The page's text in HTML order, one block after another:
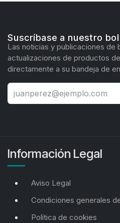
Suscríbase a nuestro
Las noticias y publicaciones de
actualizaciones de productos
directamente a su bandeja de
Información Legal
Aviso Legal
Condiciones generales
Política de cookies